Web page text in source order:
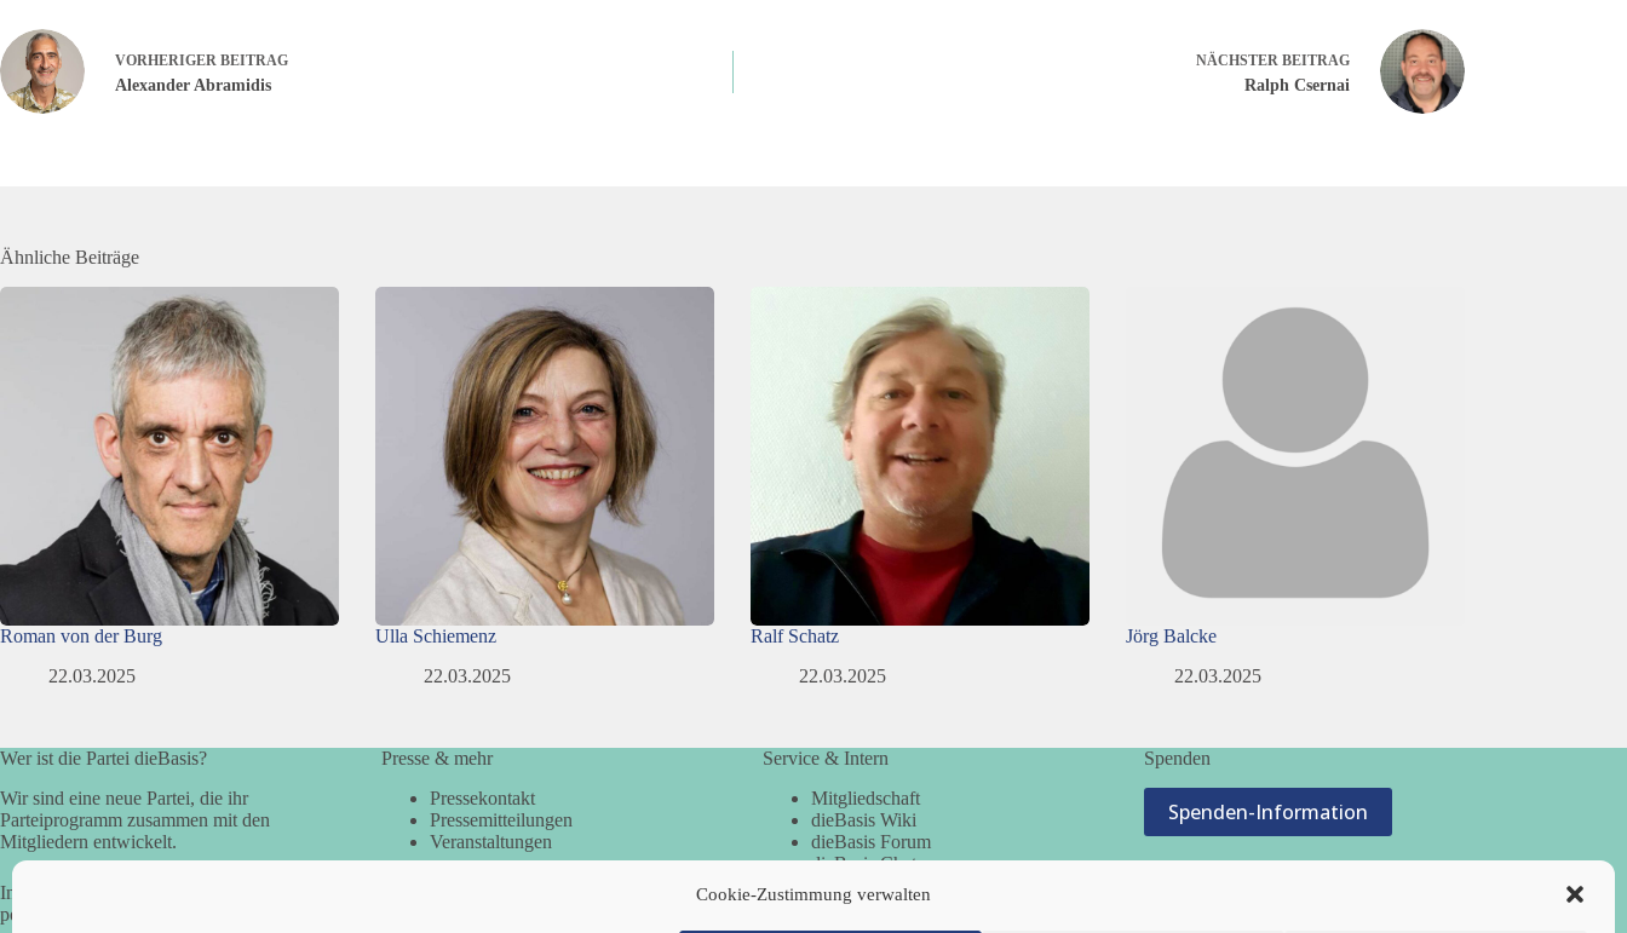
Cookie-Zustimmung verwalten
VORHERIGER BEITRAG
Alexander Abramidis
NÄCHSTER BEITRAG
Ralph Csernai
Ähnliche Beiträge
Roman von der Burg
22.03.2025
Ulla Schiemenz
22.03.2025
Ralf Schatz
22.03.2025
Jörg Balcke
22.03.2025
Wer ist die Partei dieBasis?
Wir sind eine neue Partei, die ihr
Parteiprogramm zusammen mit den
Mitgliedern entwickelt.
In der Basisdemokratie werden die
politischen Fragen direkt vom Volk
Presse & mehr
Pressekontakt
Pressemitteilungen
Veranstaltungen
Service & Intern
Mitgliedschaft
dieBasis Wiki
dieBasis Forum
dieBasis Chat
dieBasis Merchandising
Cookie-Zustimmung
Spenden
Spenden-Information